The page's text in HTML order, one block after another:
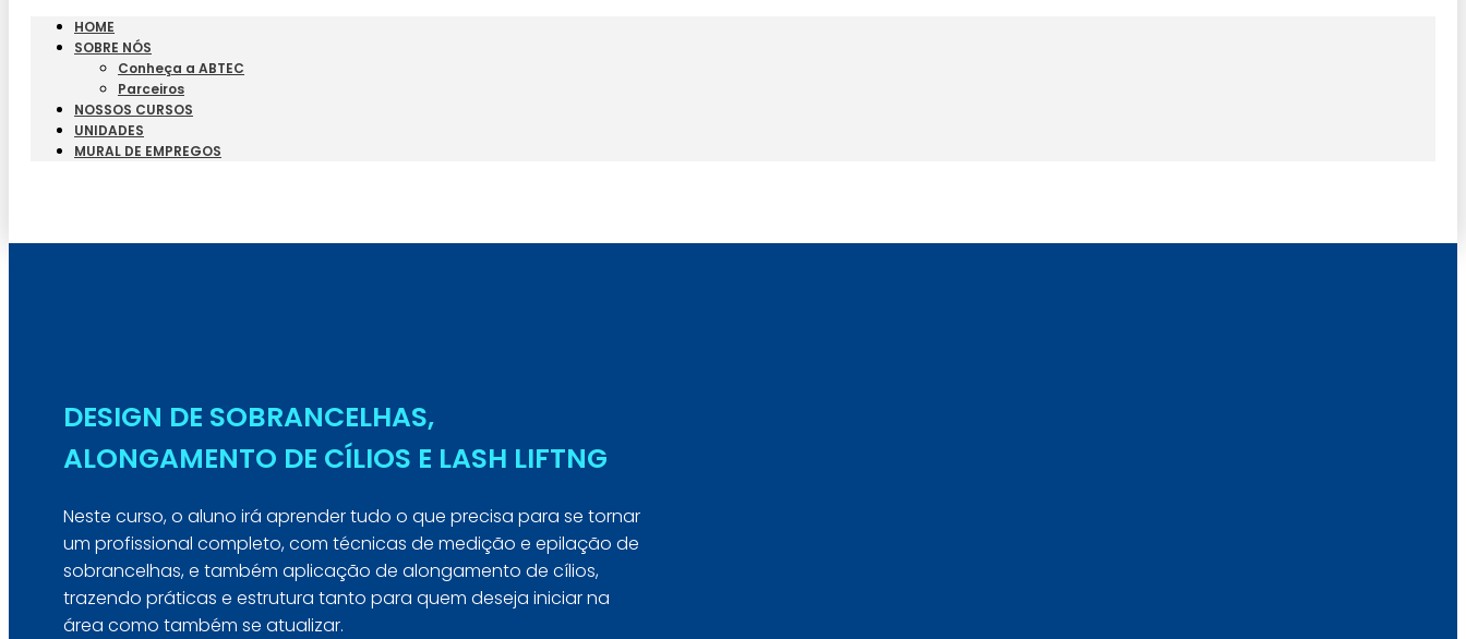
HOME
SOBRE NÓS
Conheça a ABTEC
Parceiros
NOSSOS CURSOS
UNIDADES
MURAL DE EMPREGOS
DESIGN DE SOBRANCELHAS,
ALONGAMENTO DE CÍLIOS E LASH LIFTNG
Neste curso, o aluno irá aprender tudo o que precisa para se tornar
um profissional completo, com técnicas de medição e epilação de
sobrancelhas, e também aplicação de alongamento de cílios,
trazendo práticas e estrutura tanto para quem deseja iniciar na
área como também se atualizar.